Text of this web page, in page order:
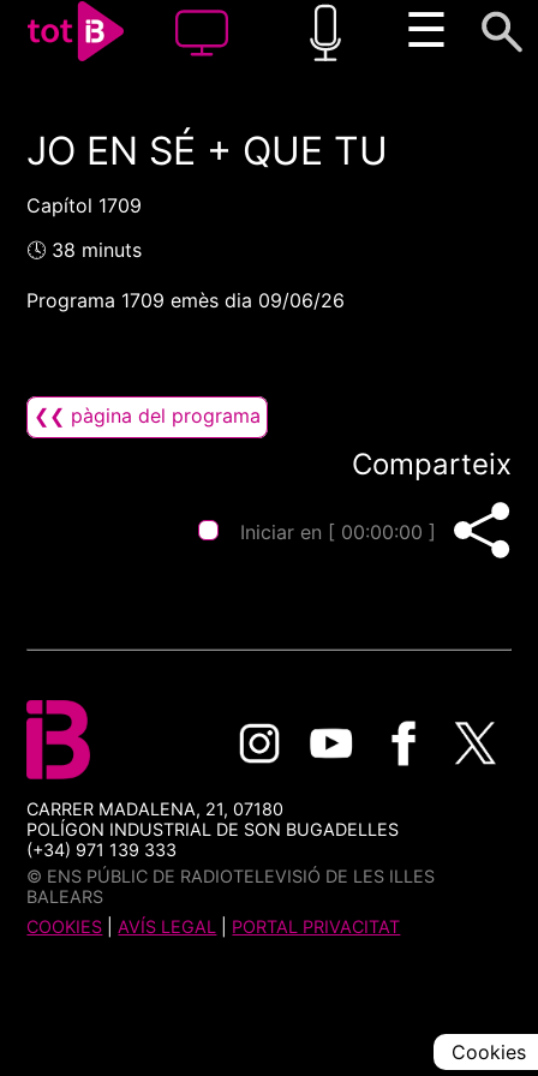
☰
00:00 00:00
JO EN SÉ + QUE TU
Capítol 1709
🕓 38 minuts
Programa 1709 emès dia 09/06/26
❮❮ pàgina del programa
Comparteix
Iniciar en [ 00:00:00 ]
CARRER MADALENA, 21, 07180
POLÍGON INDUSTRIAL DE SON BUGADELLES
(+34) 971 139 333
© ENS PÚBLIC DE RADIOTELEVISIÓ DE LES ILLES
BALEARS
COOKIES |AVÍS LEGAL PORTAL PRIVACITAT
Cookies